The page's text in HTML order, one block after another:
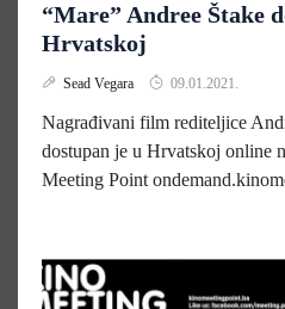
“Mare” Andree Štake
Hrvatskoj
Sead Vegara 09.01.2021.
Nagrađivani film rediteljice
dostupan je u Hrvatskoj online
Meeting Point